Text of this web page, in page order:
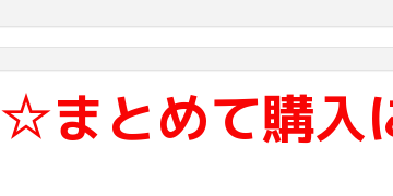
☆まとめて購入